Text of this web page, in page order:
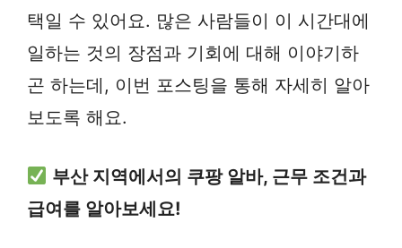
택일 수 있어요. 많은 사람들이 이 시간대에
일하는 것의 장점과 기회에 대해 이야기하
곤 하는데, 이번 포스팅을 통해 자세히 알아
보도록 해요.
부산 지역에서의 쿠팡 알바, 근무 조건과
급여를 알아보세요!